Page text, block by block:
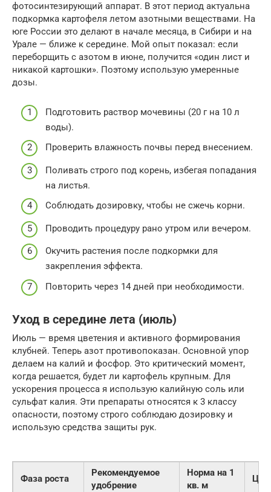
фотосинтезирующий аппарат. В этот период актуальна
подкормка картофеля летом азотными веществами. На
юге России это делают в начале месяца, в Сибири и на
Урале — ближе к середине. Мой опыт показал: если
переборщить с азотом в июне, получится «один лист и
никакой картошки». Поэтому использую умеренные
дозы.
Подготовить раствор мочевины (20 г на 10 л
воды).
Проверить влажность почвы перед внесением.
Поливать строго под корень, избегая попадания
на листья.
Соблюдать дозировку, чтобы не сжечь корни.
Проводить процедуру рано утром или вечером.
Окучить растения после подкормки для
закрепления эффекта.
Повторить через 14 дней при необходимости.
Уход в середине лета (июль)
Июль — время цветения и активного формирования
клубней. Теперь азот противопоказан. Основной упор
делаем на калий и фосфор. Это критический момент,
когда решается, будет ли картофель крупным. Для
ускорения процесса я использую калийную соль или
сульфат калия. Эти препараты относятся к 3 классу
опасности, поэтому строго соблюдаю дозировку и
использую средства защиты рук.
Фаза роста
Рекомендуемое
удобрение
Норма на 1
кв. м